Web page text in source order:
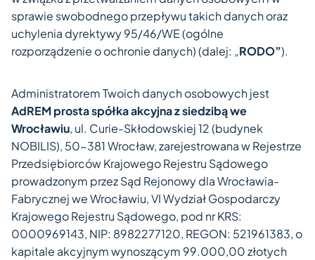
sprawie swobodnego przepływu takich danych oraz
uchylenia dyrektywy 95/46/WE (ogólne
rozporządzenie o ochronie danych) (dalej: „RODO”).
Administratorem Twoich danych osobowych jest
AdREM prosta spółka akcyjna z siedzibą we
Wrocławiu, ul. Curie-Skłodowskiej 12 (budynek
NOBILIS), 50-381 Wrocław, zarejestrowana w Rejestrze
Przedsiębiorców Krajowego Rejestru Sądowego
prowadzonym przez Sąd Rejonowy dla Wrocławia-
Fabrycznej we Wrocławiu, VI Wydział Gospodarczy
Krajowego Rejestru Sądowego, pod nr KRS:
0000969143, NIP: 8982277120, REGON: 521961383, o
kapitale akcyjnym wynoszącym 99.000,00 złotych